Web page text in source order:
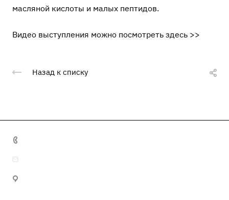
масляной кислоты и малых пептидов.
Видео выступления можно посмотреть здесь >>
Назад к списку